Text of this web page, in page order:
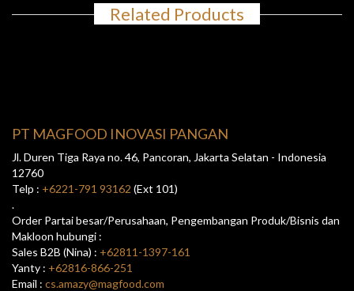
Related Products
PT MAGFOOD INOVASI PANGAN
Jl. Duren Tiga Raya no. 46, Pancoran, Jakarta Selatan - Indonesia
12760
Telp : +6221-791 93162 (Ext 101)
.
Order Partai besar/Perusahaan, Pengembangan Produk/Bisnis dan
Makloon hubungi :
Sales B2B (Nina) : +62811-1397-161
Yanty : +62816-866-251
Email : cs.amazy@magfood.com